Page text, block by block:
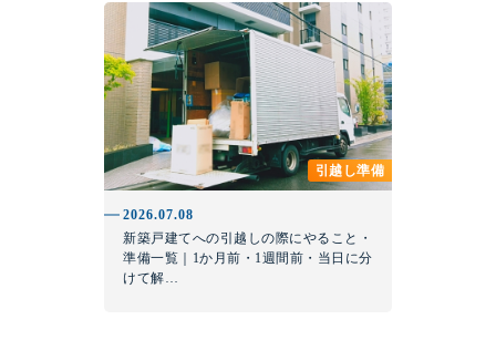
2026.07.08
新築戸建てへの引越しの際にやること・
準備一覧｜1か月前・1週間前・当日に分
けて解…
引越し準備